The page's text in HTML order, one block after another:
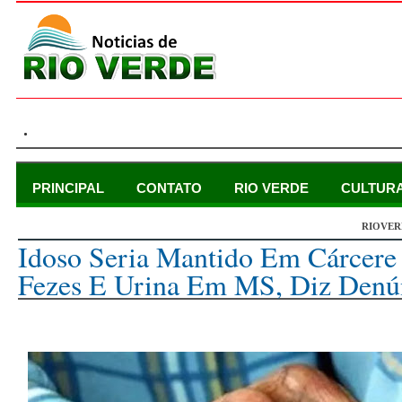
.
PRINCIPAL CONTATO RIO VERDE
Idoso Seria Mantido Em
Fezes E Urina Em MS, Diz